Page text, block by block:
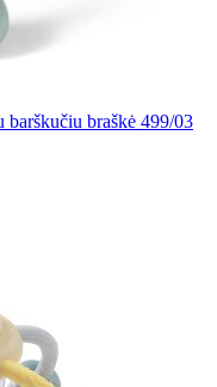
barškučiu braškė 499/03